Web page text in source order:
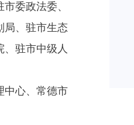
委政法委、
局、驻市生态
驻市中级人
中心、常德市